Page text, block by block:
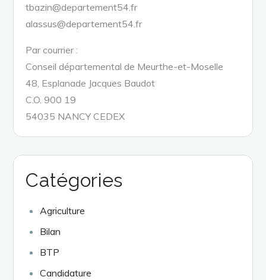
tbazin@departement54.fr
alassus@departement54.fr
Par courrier :
Conseil départemental de Meurthe-et-Moselle
48, Esplanade Jacques Baudot
C.O. 900 19
54035 NANCY CEDEX
Catégories
Agriculture
Bilan
BTP
Candidature